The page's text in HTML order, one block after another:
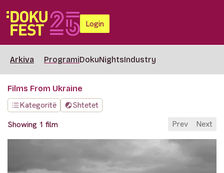
Login
Arkiva ProgramiDokuNightsIndustry
Films From Ukraine
Kategoritë
Shtetet
Showing 1 film
Prev Next